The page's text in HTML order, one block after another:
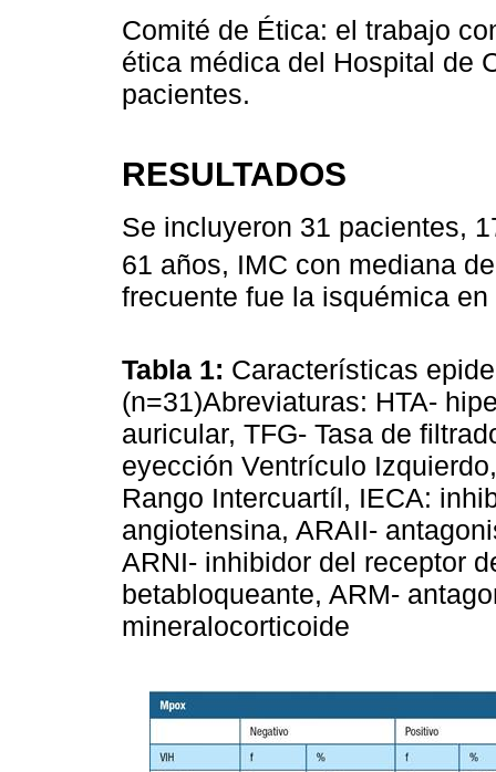
Comité de Ética: el trabajo
ética médica del Hospital de
pacientes.
RESULTADOS
Se incluyeron 31 pacientes,
61 años, IMC con mediana
frecuente fue la isquémica
Tabla 1: Características
(n=31)Abreviaturas: HTA-
auricular, TFG- Tasa de
eyección Ventrículo
Rango Intercuartíl, IECA:
angiotensina, ARAII-
ARNI- inhibidor del receptor
betabloqueante, ARM-
mineralocorticoide